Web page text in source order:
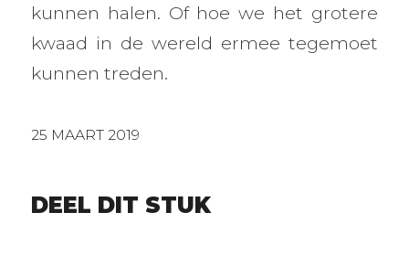
kunnen halen. Of hoe we het grotere
kwaad in de wereld ermee tegemoet
kunnen treden.
25 MAART 2019
DEEL DIT STUK